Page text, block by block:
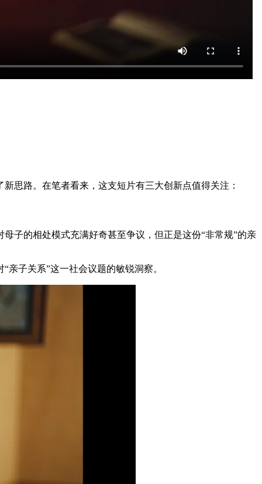
思路。在笔者看来，这支短片有三大创新点值得关注：
子的相处模式充满好奇甚至争议，但正是这份“非常规”的亲
子关系”这一社会议题的敏锐洞察。